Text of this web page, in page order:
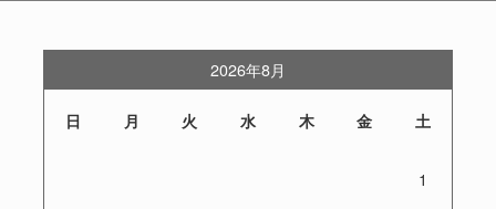
2026年8月
日 月 火 水 木 金 土
1